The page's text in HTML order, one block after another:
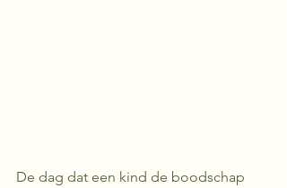
De dag dat een kind de boodschap